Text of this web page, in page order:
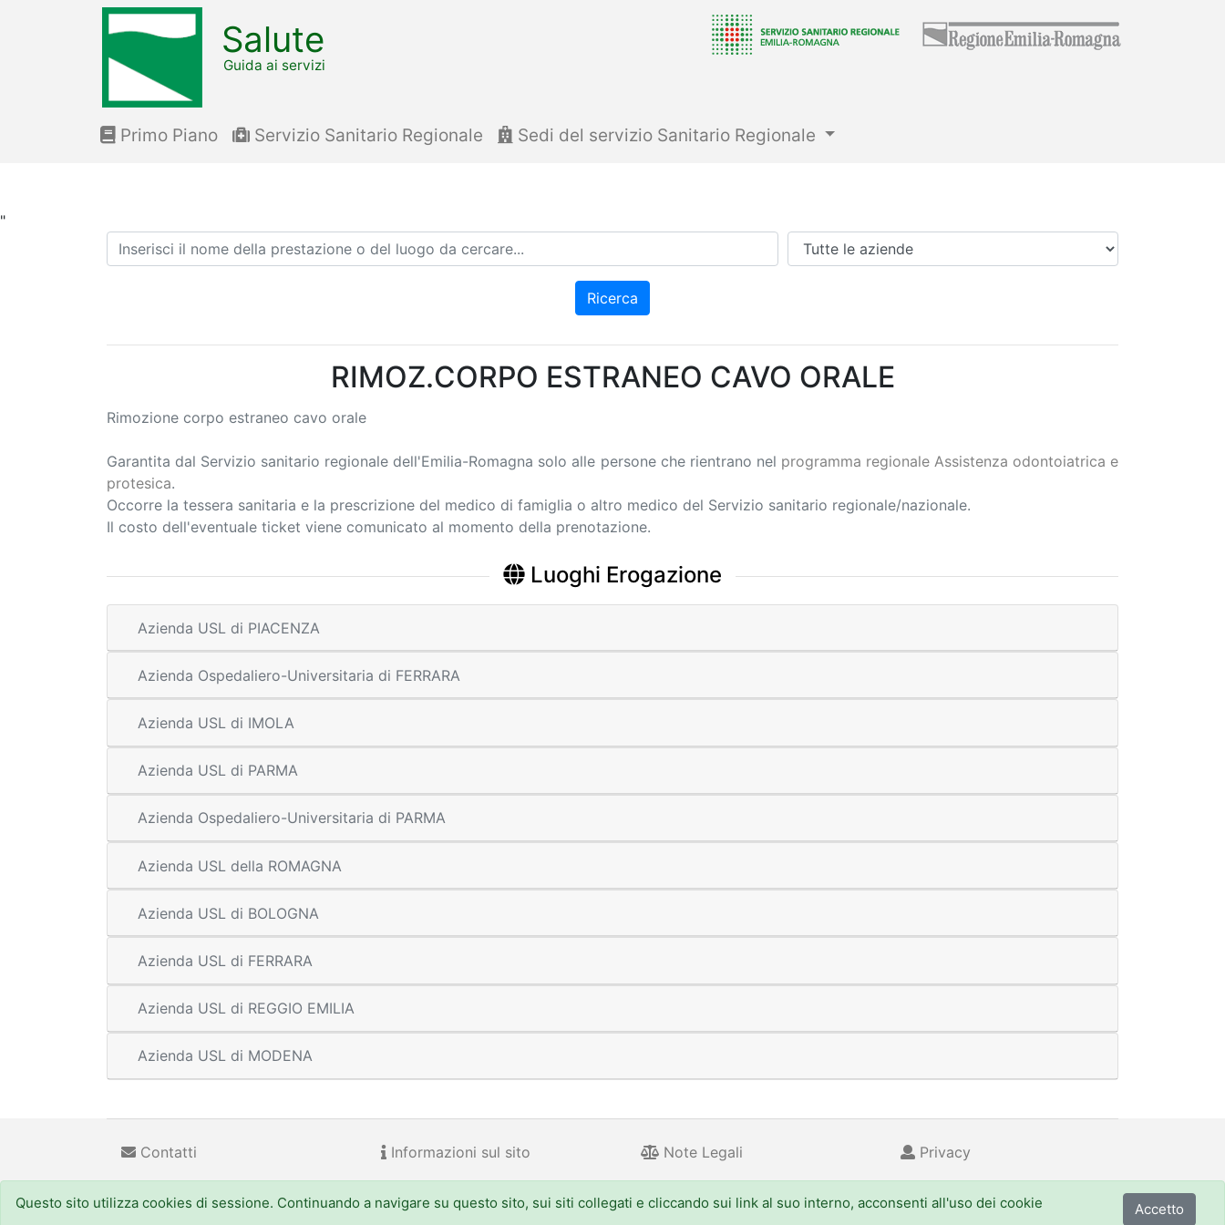
"
Salute
Guida ai servizi
Primo Piano Servizio Sanitario Regionale Sedi del servizio Sanitario Regionale
Ricerca Azienda
Ricerca
RIMOZ.CORPO ESTRANEO CAVO ORALE
Rimozione corpo estraneo cavo orale
Garantita dal Servizio sanitario regionale dell'Emilia-Romagna solo alle persone che rientrano nel programma regionale Assistenza odontoiatrica e
protesica.
Occorre la tessera sanitaria e la prescrizione del medico di famiglia o altro medico del Servizio sanitario regionale/nazionale.
Il costo dell'eventuale ticket viene comunicato al momento della prenotazione.
Luoghi Erogazione
Azienda USL di PIACENZA
Azienda Ospedaliero-Universitaria di FERRARA
Azienda USL di IMOLA
Azienda USL di PARMA
Azienda Ospedaliero-Universitaria di PARMA
Azienda USL della ROMAGNA
Azienda USL di BOLOGNA
Azienda USL di FERRARA
Azienda USL di REGGIO EMILIA
Azienda USL di MODENA
Contatti Informazioni sul sito Note Legali Privacy
Regione Emilia-Romagna(CF 800.625.903.79) - Viale Aldo Moro 52, 40127 Bologna - Centralino: 051.5271
Questo sito utilizza cookies di sessione. Continuando a navigare su questo sito, sui siti collegati e cliccando sui link al suo interno, acconsenti all'uso dei cookie Accetto